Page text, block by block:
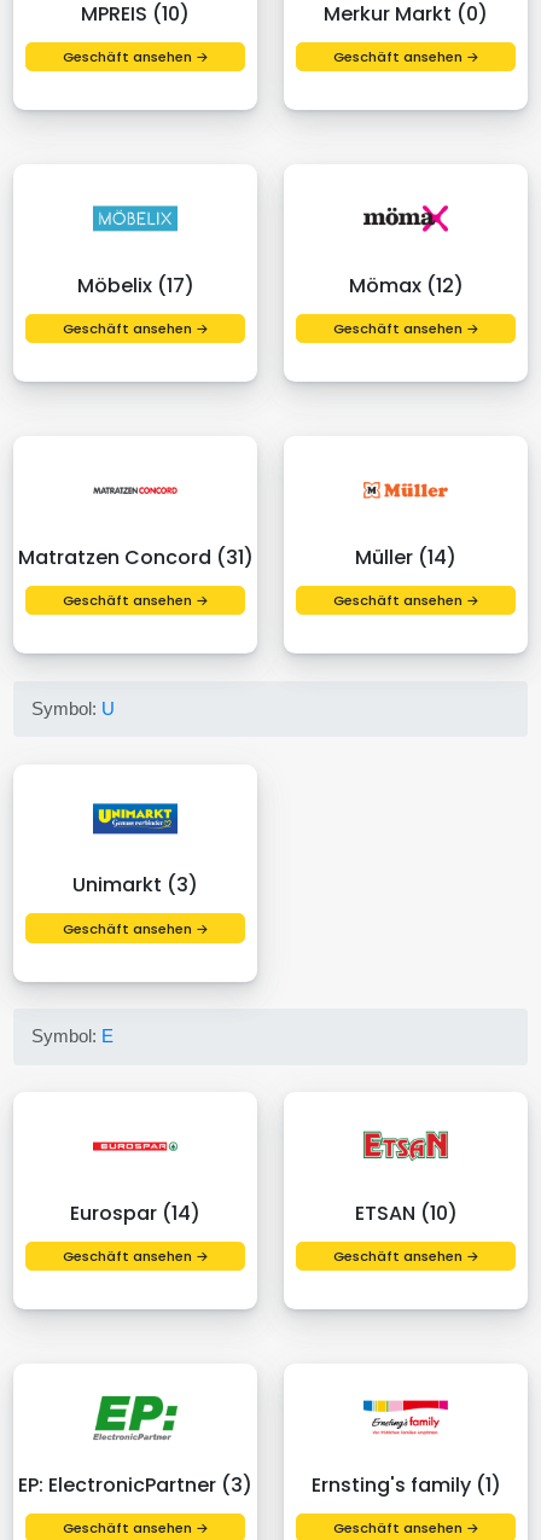
MPREIS (10)
Geschäft ansehen →
Merkur Markt (0)
Geschäft ansehen →
Möbelix (17)
Geschäft ansehen →
Mömax (12)
Geschäft ansehen →
Matratzen Concord (31)
Geschäft ansehen →
Müller (14)
Geschäft ansehen →
Symbol: U
Unimarkt (3)
Geschäft ansehen →
Symbol: E
Eurospar (14)
Geschäft ansehen →
ETSAN (10)
Geschäft ansehen →
EP: ElectronicPartner (3)
Geschäft ansehen →
Ernsting's family (1)
Geschäft ansehen →